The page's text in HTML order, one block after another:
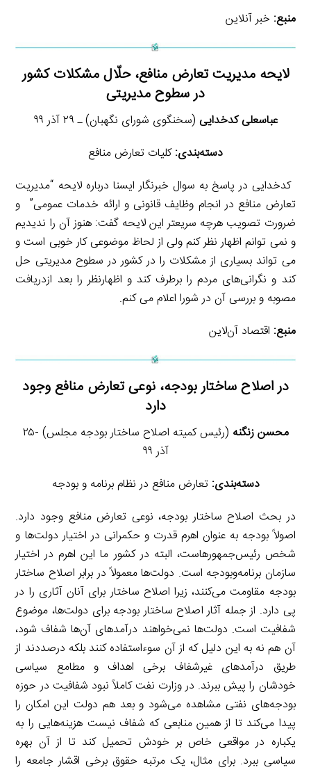
منبع: خبر آنلاین
لایحه مدیریت تعارض منافع، حلّال مشکلات کشور
در سطوح مدیریتی
عباسعلی کدخدایی (سخنگوی شورای نگهبان) ـ ۲۹ آذر ۹۹
دسته‌بندی:کلیات تعارض منافع
‌ کدخدایی در پاسخ به سوال خبرنگار ایسنا درباره لایحه “مدیریت
تعارض منافع در انجام وظایف قانونی و ارائه خدمات عمومی” و
ضرورت تصویب هرچه سریعتر این لایحه گفت: هنوز آن را ندیدیم
و نمی توانم اظهار نظر کنم ولی از لحاظ موضوعی کار خوبی است و
می تواند بسیاری از مشکلات را در کشور در سطوح مدیریتی حل
کند و نگرانی‌های مردم را برطرف کند و اظهارنظر را بعد ازدریافت
مصوبه و بررسی آن در شورا اعلام می کنم.
منبع: اقتصاد آن‌لاین
در اصلاح ساختار بودجه، نوعی تعارض منافع وجود
دارد
محسن زنگنه
(رئیس کمیته اصلاح ساختار بودجه مجلس) -۲۵
آذر ۹۹
دسته‌بندی: تعارض منافع در نظام برنامه و بودجه
در بحث اصلاح ساختار بودجه، نوعی تعارض منافع وجود دارد.
اصولاً بودجه به عنوان اهرم قدرت و حکمرانی در اختیار دولت‌ها و
شخص رئیس‌جمهورهاست، البته در کشور ما این اهرم در اختیار
سازمان برنامه‌وبودجه است. دولت‌ها معمولاً در برابر اصلاح ساختار
بودجه مقاومت می‌کنند، زیرا اصلاح ساختار برای آنان آثاری را در
پی دارد. از جمله آثار اصلاح ساختار بودجه برای دولت‌ها، موضوع
شفافیت است. دولت‌ها نمی‌خواهند درآمدهای آن‌ها شفاف شود،
آن هم نه به این دلیل که از آن سوءاستفاده کنند بلکه درصددند از
طریق درآمدهای غیرشفاف برخی اهداف و مطامع سیاسی
خودشان را پیش ببرند. در وزارت نفت کاملاً نبود شفافیت در حوزه
بودجه‌های نفتی مشاهده می‌شود و بعد هم دولت این امکان را
پیدا می‌کند تا از همین منابعی که شفاف نیست هزینه‌هایی را به
یکباره در مواقعی خاص بر خودش تحمیل کند تا از آن بهره
سیاسی ببرد. برای مثال، یک مرتبه حقوق برخی اقشار جامعه را